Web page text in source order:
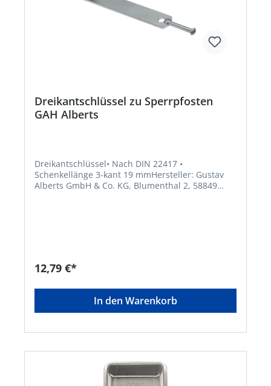
Dreikantschlüssel zu Sperrpfosten
GAH Alberts
Dreikantschlüssel• Nach DIN 22417 •
Schenkellänge 3-kant 19 mmHersteller: Gustav
Alberts GmbH & Co. KG, Blumenthal 2, 58849
12,79 €*
In den Warenkorb